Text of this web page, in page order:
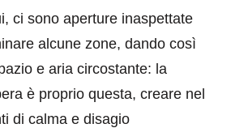
ci sono aperture inaspettate
alcune zone, dando così
e aria circostante: la
è proprio questa, creare nel
di calma e disagio